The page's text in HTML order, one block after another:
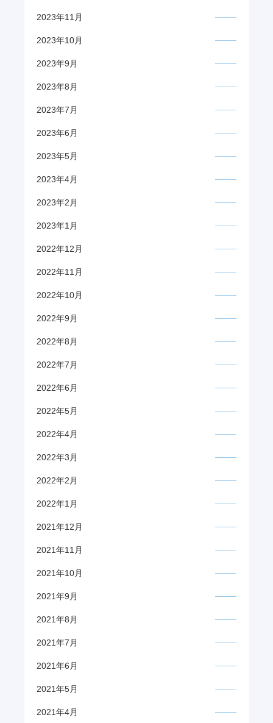
2023年11月
2023年10月
2023年9月
2023年8月
2023年7月
2023年6月
2023年5月
2023年4月
2023年2月
2023年1月
2022年12月
2022年11月
2022年10月
2022年9月
2022年8月
2022年7月
2022年6月
2022年5月
2022年4月
2022年3月
2022年2月
2022年1月
2021年12月
2021年11月
2021年10月
2021年9月
2021年8月
2021年7月
2021年6月
2021年5月
2021年4月